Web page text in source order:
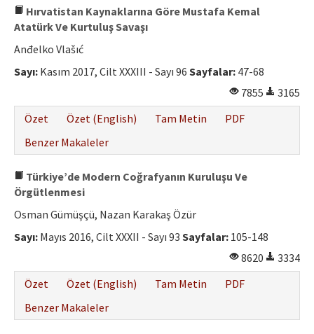
Hırvatistan Kaynaklarına Göre Mustafa Kemal
Atatürk Ve Kurtuluş Savaşı
Anđelko Vlašıć
Sayı: Kasım 2017, Cilt XXXIII - Sayı 96 Sayfalar: 47-68
7855
3165
Özet
Özet (English) Tam Metin
PDF
Benzer Makaleler
Türkiye’de Modern Coğrafyanın Kuruluşu Ve
Örgütlenmesi
Osman Gümüşçü, Nazan Karakaş Özür
Sayı: Mayıs 2016, Cilt XXXII - Sayı 93 Sayfalar: 105-148
8620
3334
Özet
Özet (English) Tam Metin
PDF
Benzer Makaleler